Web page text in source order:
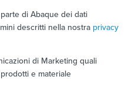
di Abaque dei dati
descritti nella nostra privacy
di Marketing quali
e materiale